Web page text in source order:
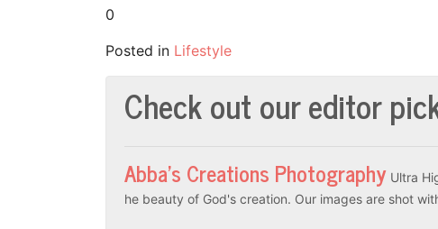
0
Posted in Lifestyle
Check out our editor
Abba’s Creations Photography Ultra
he beauty of God's creation. Our images are shot